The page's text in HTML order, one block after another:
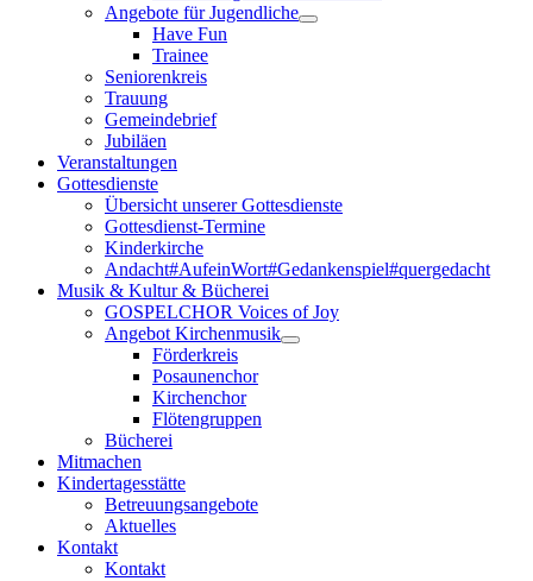
Angebote für Jugendliche
Have Fun
Trainee
Seniorenkreis
Trauung
Gemeindebrief
Jubiläen
Veranstaltungen
Gottesdienste
Übersicht unserer Gottesdienste
Gottesdienst-Termine
Kinderkirche
Andacht#AufeinWort#Gedankenspiel#quergedacht
Musik & Kultur & Bücherei
GOSPELCHOR Voices of Joy
Angebot Kirchenmusik
Förderkreis
Posaunenchor
Kirchenchor
Flötengruppen
Bücherei
Mitmachen
Kindertagesstätte
Betreuungsangebote
Aktuelles
Kontakt
Kontakt